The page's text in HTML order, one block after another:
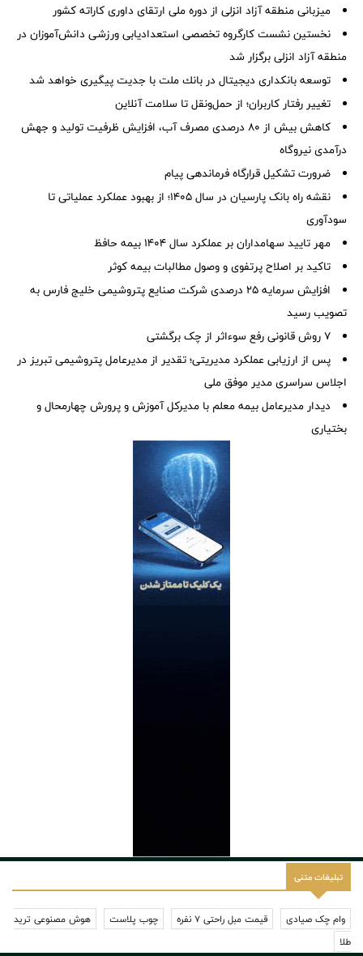
میزبانی منطقه آزاد انزلی از دوره ملی ارتقای داوری كاراته كشور
نخستین نشست كارگروه تخصصی استعدادیابی ورزشی دانش‌آموزان در
منطقه آزاد انزلی برگزار شد
توسعه بانكداری دیجیتال در بانك ملت با جدیت پیگیری خواهد شد
تغییر رفتار کاربران؛ از حمل‌ونقل تا سلامت آنلاین
کاهش بیش از ۸۰ درصدی مصرف آب، افزایش ظرفیت تولید و جهش
درآمدی نیروگاه
ضرورت تشكیل قرارگاه فرماندهی پیام
نقشه راه بانک پارسیان در سال ۱۴۰۵؛ از بهبود عملکرد عملیاتی تا
سودآوری
مهر تایید سهامداران بر عملكرد سال ۱۴۰۴ بیمه حافظ
تاکید بر اصلاح پرتفوی و وصول مطالبات بیمه کوثر
افزایش سرمایه ۲۵ درصدی شرکت صنایع پتروشیمی خلیج فارس به
تصویب رسید
۷ روش قانونی رفع سوء‌اثر از چک برگشتی
پس از ارزیابی عملکرد مدیریتی؛ تقدیر از مدیرعامل پتروشیمی تبریز در
اجلاس سراسری مدیر موفق ملی
دیدار مدیرعامل بیمه معلم با مدیرکل آموزش و پرورش چهارمحال و
بختیاری
تبلیغات متنی
وام چک صیادی قیمت مبل راحتی 7 نفره چوب پلاست
هوش مصنوعی ترید
طلا